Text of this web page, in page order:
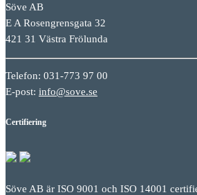
Söve AB
E A Rosengrensgata 32
421 31 Västra Frölunda
Telefon: 031-773 97 00
E-post: info@sove.se
Certifiering
Söve AB är ISO 9001 och ISO 14001